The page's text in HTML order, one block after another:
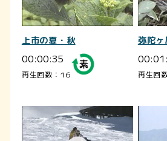
上市の夏・秋
00:00:35
再生回数：16
弥陀ヶ
再生回